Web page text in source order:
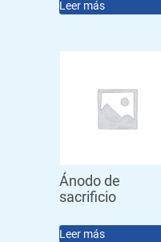
Leer más
Ánodo de
sacrificio
Leer más